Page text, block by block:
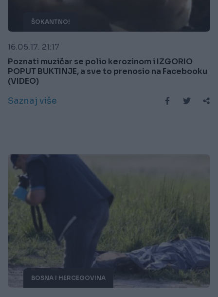
ŠOKANTNO!
16.05.17. 21:17
Poznati muzičar se polio kerozinom i IZGORIO
POPUT BUKTINJE, a sve to prenosio na Facebooku
(VIDEO)
Saznaj više
BOSNA I HERCEGOVINA